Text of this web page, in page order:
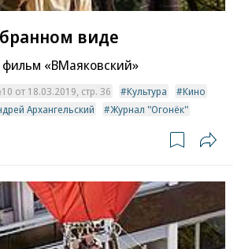
виде
«ВМаяковский»
от 18.03.2019, стр. 36 Культура
Кино
Архангельский Журнал "Огонёк"